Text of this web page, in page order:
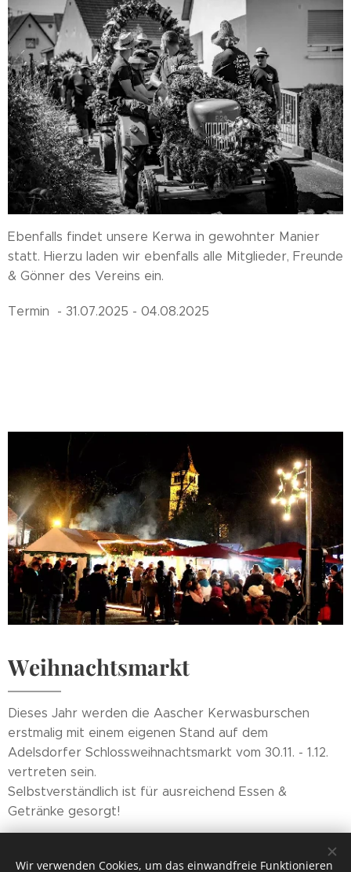
Ebenfalls findet unsere Kerwa in gewohnter Manier
statt. Hierzu laden wir ebenfalls alle Mitglieder, Freunde
& Gönner des Vereins ein.
Termin - 31.07.2025 - 04.08.2025
Weihnachtsmarkt
Dieses Jahr werden die Aascher Kerwasburschen
erstmalig mit einem eigenen Stand auf dem
Adelsdorfer Schlossweihnachtsmarkt vom 30.11. - 1.12.
vertreten sein.
Selbstverständlich ist für ausreichend Essen &
Getränke gesorgt!
Wir verwenden Cookies, um das einwandfreie Funktionieren